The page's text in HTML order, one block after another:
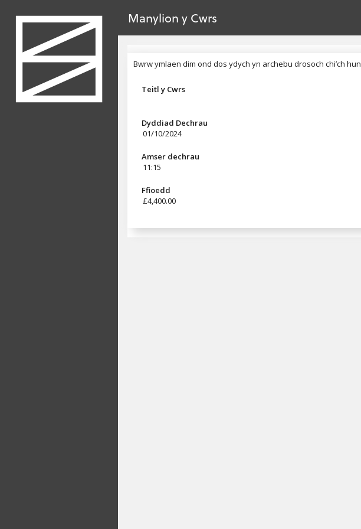
Manylion y Cwrs
Bwrw ymlaen dim ond dos ydych yn archebu drosoch chi’ch hun
Bwrw ymlaen dim ond dos ydych yn archebu drosoch chi’ch hun
Teitl y Cwrs
Dyddiad Dechrau
01/10/2024
Amser dechrau
11:15
Ffioedd
£4,400.00